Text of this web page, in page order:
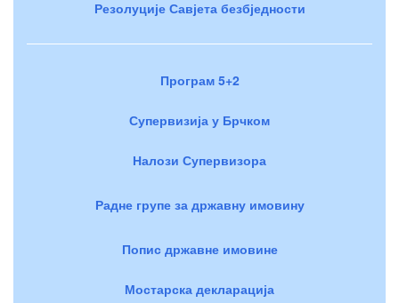
Резолуције Савјета безбједности
Програм 5+2
Супервизија у Брчком
Налози Супервизора
Радне групе за државну имовину
Попис државне имовине
Мостарска декларација